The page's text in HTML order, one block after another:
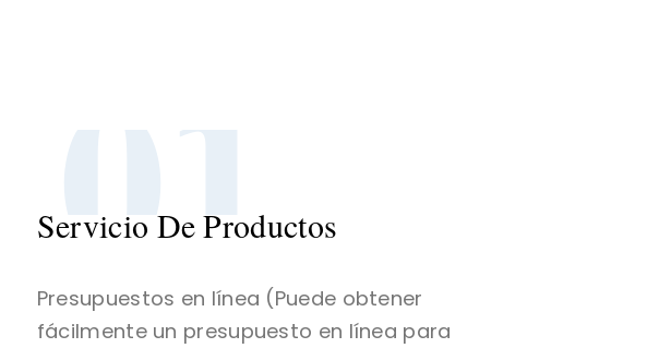
01
Servicio De Productos
Presupuestos en línea (Puede obtener
fácilmente un presupuesto en línea para